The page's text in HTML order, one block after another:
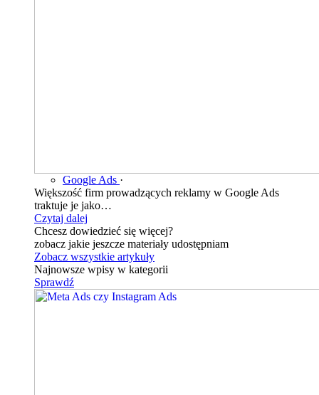
Google Ads ·
Większość firm prowadzących reklamy w Google Ads
traktuje je jako…
Czytaj dalej
Chcesz dowiedzieć się więcej?
zobacz jakie jeszcze materiały udostępniam
Zobacz wszystkie artykuły
Najnowsze wpisy w kategorii
Sprawdź